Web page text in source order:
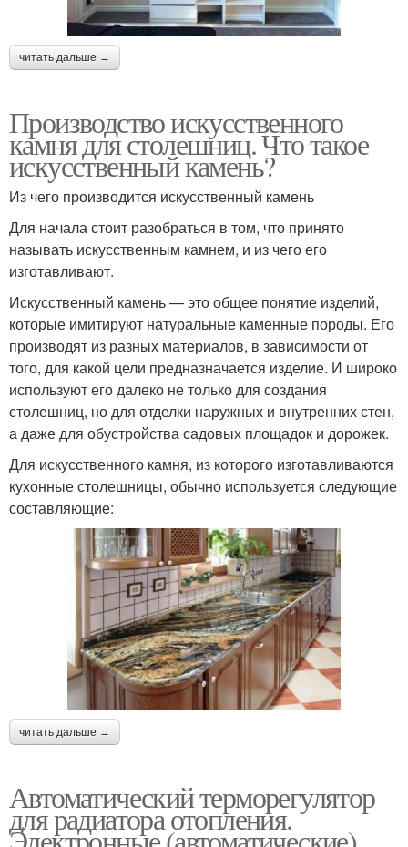
читать дальше →
Производство искусственного
камня для столешниц. Что такое
искусственный камень?
Из чего производится искусственный камень
Для начала стоит разобраться в том, что принято
называть искусственным камнем, и из чего его
изготавливают.
Искусственный камень — это общее понятие изделий,
которые имитируют натуральные каменные породы. Его
производят из разных материалов, в зависимости от
того, для какой цели предназначается изделие. И широко
используют его далеко не только для создания
столешниц, но для отделки наружных и внутренних стен,
а даже для обустройства садовых площадок и дорожек.
Для искусственного камня, из которого изготавливаются
кухонные столешницы, обычно используется следующие
составляющие:
читать дальше →
Автоматический терморегулятор
для радиатора отопления.